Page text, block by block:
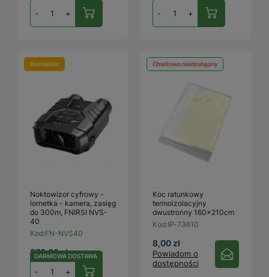
- + - +
Bestseller
Noktowizor cyfrowy -
lornetka - kamera, zasięg
do 300m, FNIRSI NVS-
40
Kod:FN-NVS40
370,00 zł
- +
DARMOWA DOSTAWA
Chwilowo niedostępny
Koc ratunkowy
termoizolacyjny
dwustronny 160x210cm
Kod:IP-73610
8,00 zł
Powiadom o
dostępności